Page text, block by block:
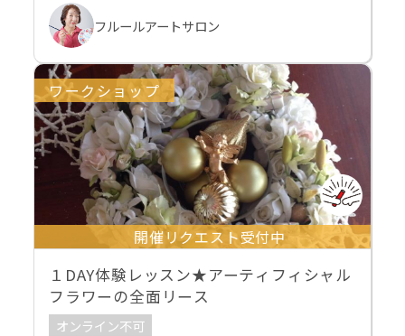
フルールアートサロン
ワークショップ
開催リクエスト受付中
１DAY体験レッスン★アーティフィシャル
フラワーの全面リース
オンライン不可